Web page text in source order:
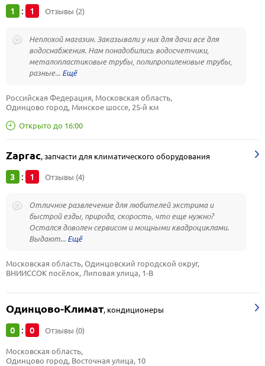
1 : 1 Отзывы (2)
Неплохой магазин. Заказывали у них для дачи все для
водоснабжения. Нам понадобились водосчетчики,
металопластиковые трубы, полипропиленовые трубы,
разные...
Открыто до 16:00
Российская Федерация, Московская область,
Одинцово город, Минское шоссе, 25-й км
Zaprac,запчасти для климатического оборудования
3 : 1 Отзывы (4)
Отличное развлечение для любителей экстрима и
быстрой езды, природа, скорость, что еще нужно?
Остался доволен сервисом и мощными квадроциклами.
Выдают...
Московская область, Одинцовский городской округ,
ВНИИССОК посёлок, Липовая улица, 1-В
Одинцово-Климат, кондиционеры
0 : 0 Отзывы (0)
Московская область,
Одинцово город, Восточная улица, 10